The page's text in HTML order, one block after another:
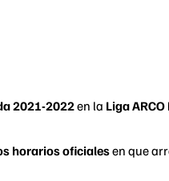
2021-2022en la Liga
horarios oficialesen que